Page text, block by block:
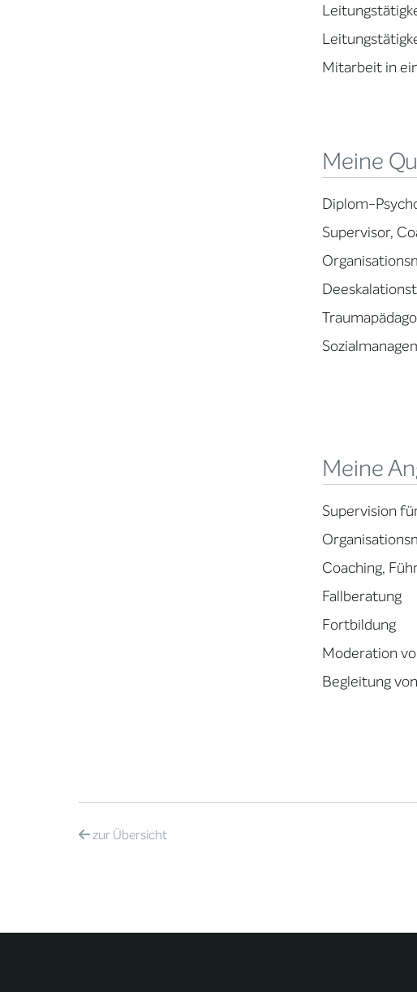
Mitarbeit in
Meine
Diplom-
Supervisor,
Meine
Supervision
Coaching,
Fallberatung
Fortbildung
Moderation
Begleitung
zurÜbersicht